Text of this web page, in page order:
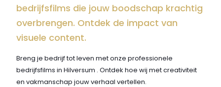
bedrijfsfilms die jouw boodschap krachtig
overbrengen. Ontdek de impact van
visuele content.
Breng je bedrijf tot leven met onze professionele
bedrijfsfilms in Hilversum . Ontdek hoe wij met creativiteit
en vakmanschap jouw verhaal vertellen.